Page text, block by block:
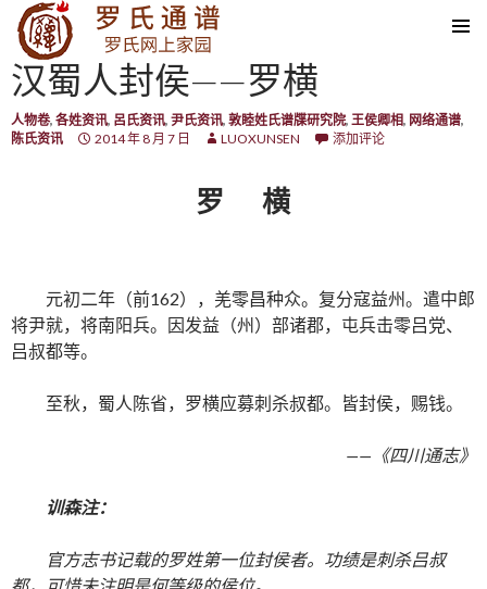
SKIP TO CONTENT
汉蜀人封侯——罗横
人物卷, 各姓资讯, 呂氏资讯, 尹氏资讯, 敦睦姓氏谱牒研究院, 王侯卿相, 网络通谱,
陈氏资讯
2014 年 8 月 7 日 LUOXUNSEN 添加评论
罗 横
元初二年（前162），羌零昌种众。复分寇益州。遣中郎
将尹就，将南阳兵。因发益（州）部诸郡，屯兵击零吕党、
吕叔都等。
至秋，蜀人陈省，罗横应募刺杀叔都。皆封侯，赐钱。
——《四川通志》
训森注：
官方志书记载的罗姓第一位封侯者。功绩是刺杀吕叔